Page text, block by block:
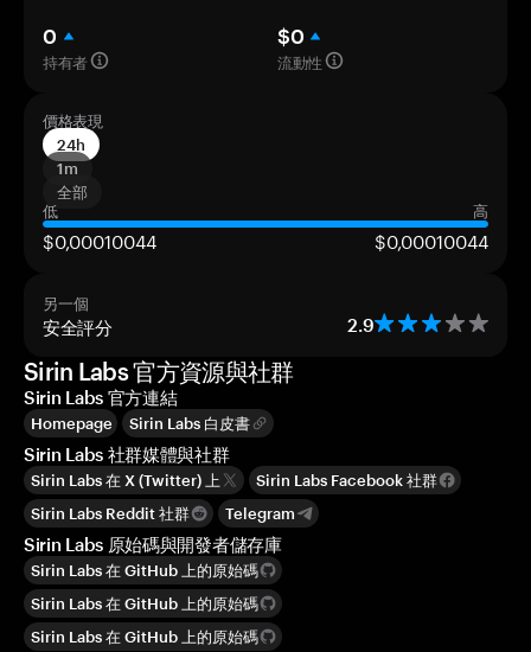
0
持有者
$0
流動性
價格表現
24h
1m
全部
低
高
$0,00010044 $0,00010044
另一個
安全評分 2.9
Sirin Labs 官方資源與社群
Sirin Labs 官方連結
Homepage Sirin Labs 白皮書
Sirin Labs 社群媒體與社群
Sirin Labs 在 X (Twitter) 上
Sirin Labs Facebook 社群
Sirin Labs Reddit 社群
Telegram
Sirin Labs 原始碼與開發者儲存庫
Sirin Labs 在 GitHub 上的原始碼
Sirin Labs 在 GitHub 上的原始碼
Sirin Labs 在 GitHub 上的原始碼